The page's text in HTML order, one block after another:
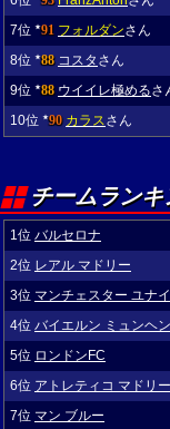
7位
★91 フォルダンさん
8位
★88 コスタ さん
9位
★88 ウイイレ極めるさ
10位
★90 カラスさん
チームラン
1位 バルセロナ
2位 レアル マドリー
3位 マンチェスター ユナ
4位 バイエルン ミュンヘン
5位 ロンドンFC
6位 アトレティコ マドリー
7位 マン ブルー